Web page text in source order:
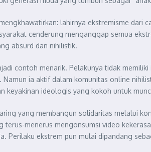
lahirnya ekstremisme
cenderung menganggap semua
absurd dan nihilistik.
contoh menarik. Pelakunya tidak
ia aktif dalam komunitas online
keyakinan ideologis yang kokoh untuk
yang membangun solidaritas melalui
menerus mengonsumsi video
Perilaku ekstrem pun mulai dipandang